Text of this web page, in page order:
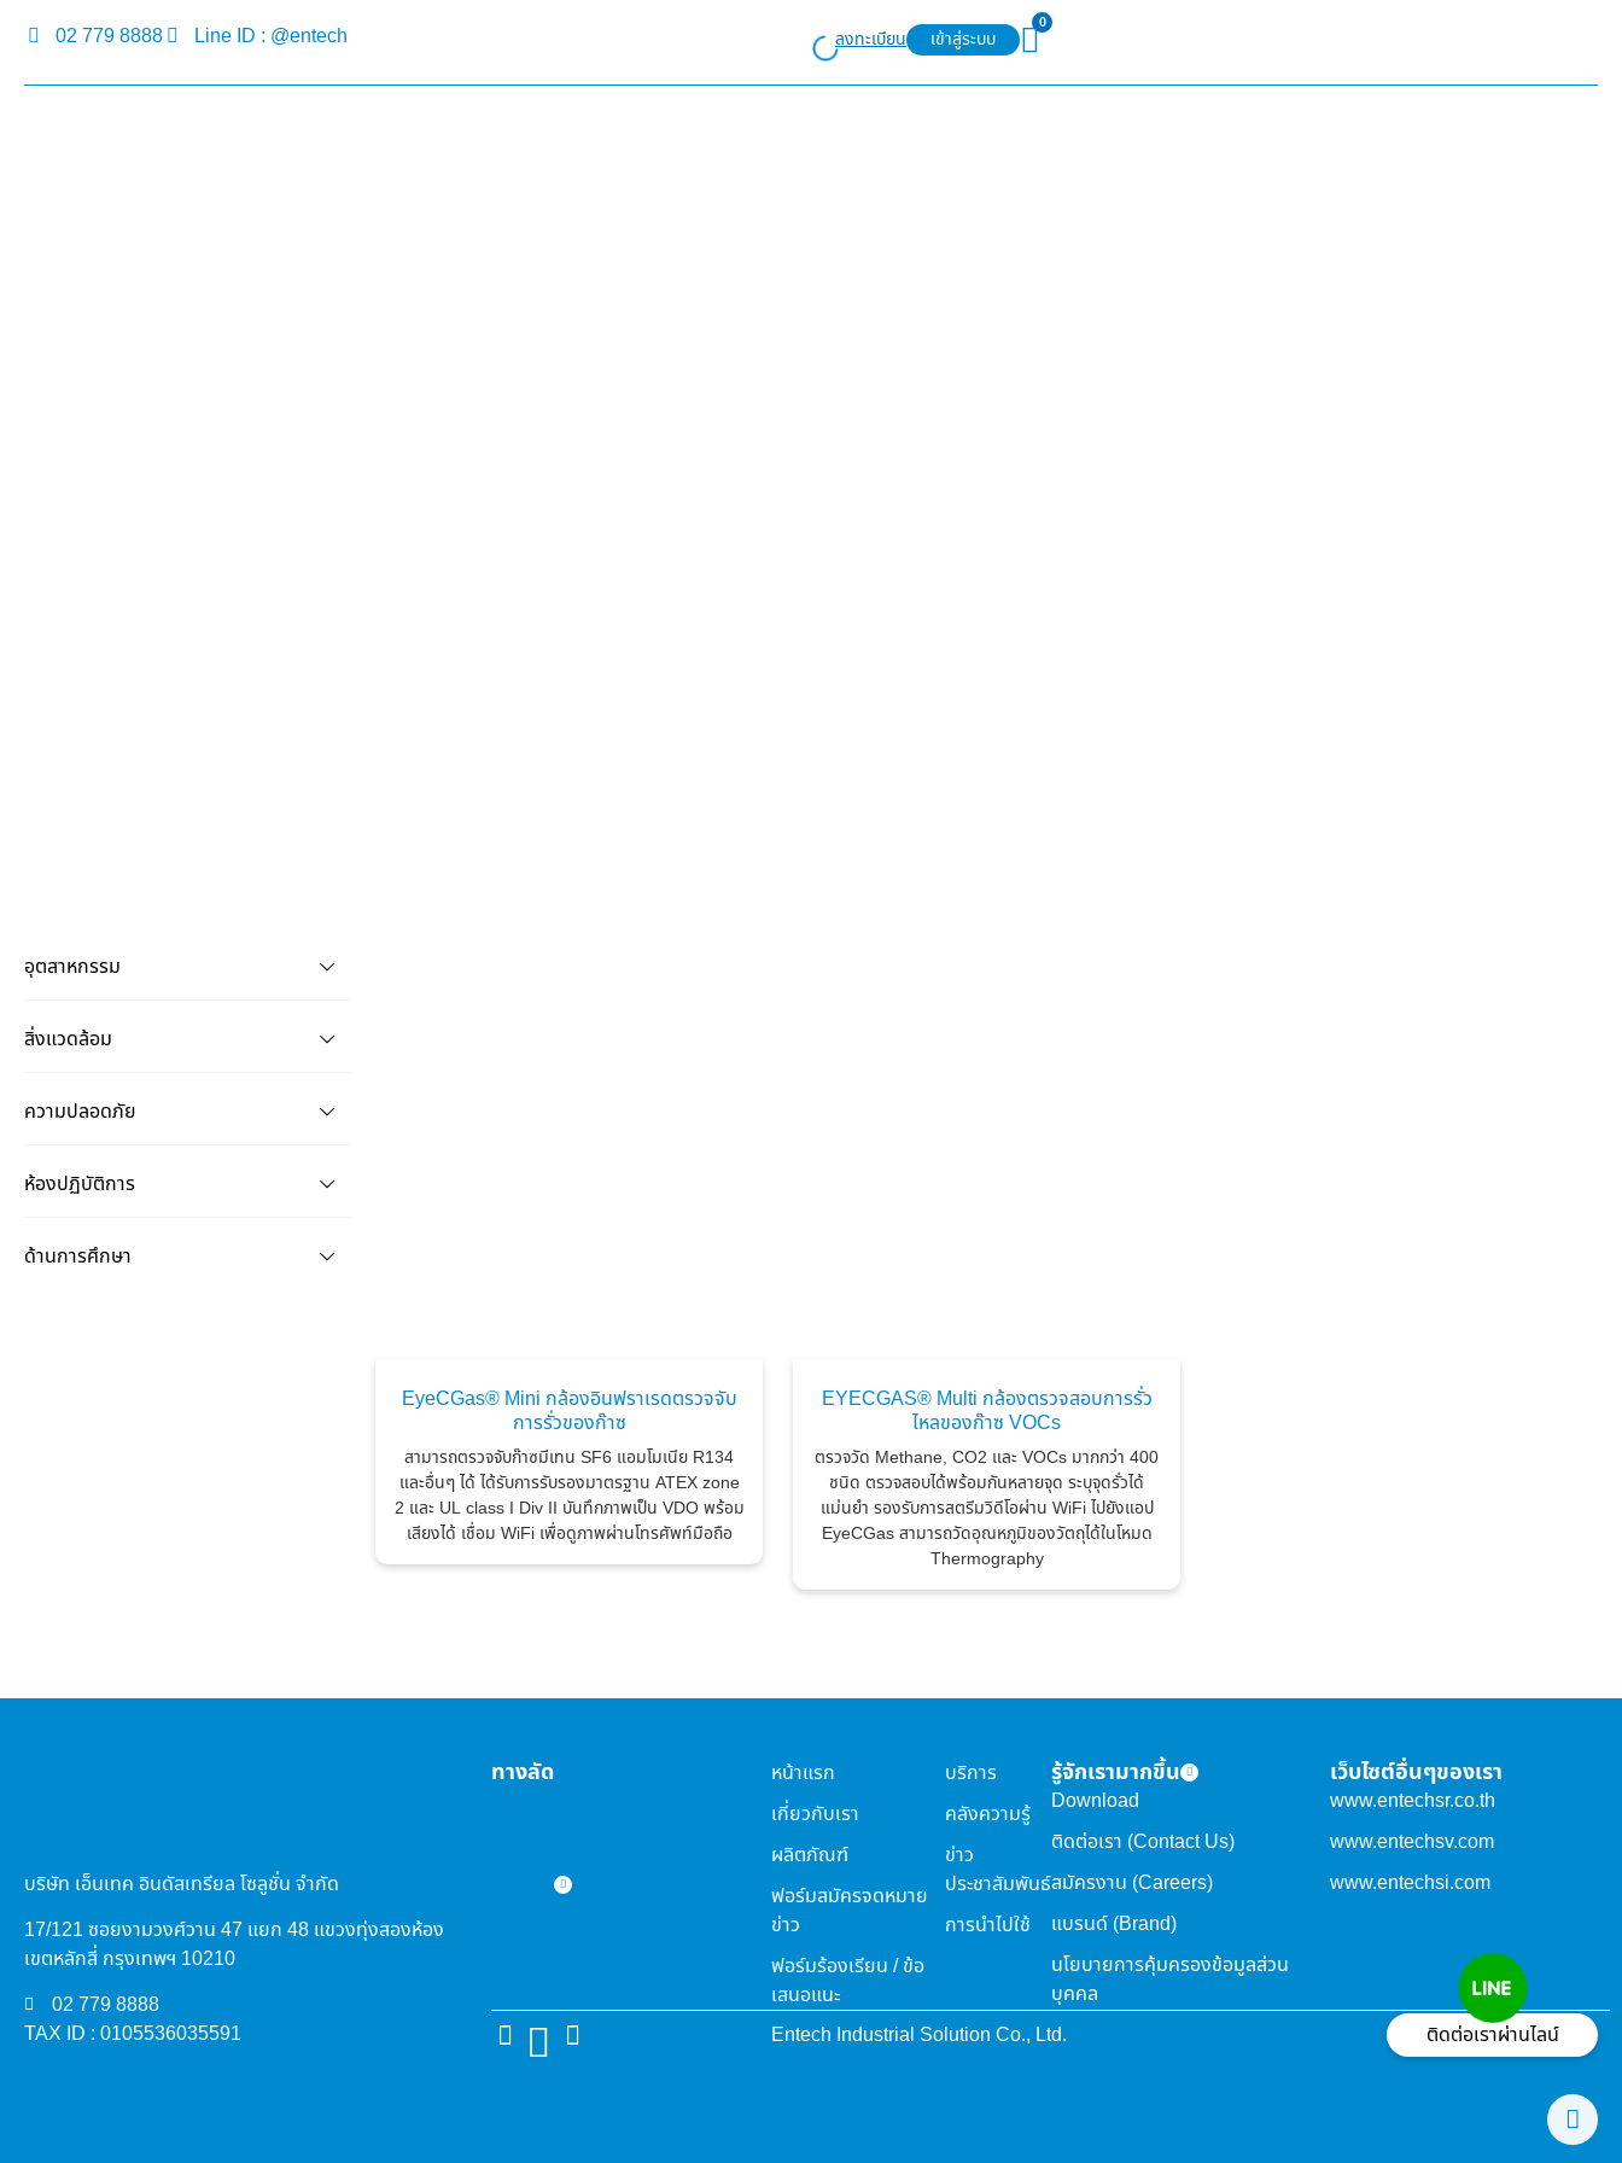
02 779 8888 Line ID : @entech ลงทะเบียน เข้าสู่ระบบ
0
อุตสาหกรรม
สิ่งแวดล้อม
ความปลอดภัย
ห้องปฏิบัติการ
ด้านการศึกษา
EyeCGas® Mini กล้องอินฟราเรดตรวจจับ
การรั่วของก๊าซ
สามารถตรวจจับก๊าซมีเทน SF6 แอมโมเนีย R134
และอื่นๆ ได้ ได้รับการรับรองมาตรฐาน ATEX zone
2 และ UL class I Div II บันทึกภาพเป็น VDO พร้อม
เสียงได้ เชื่อม WiFi เพื่อดูภาพผ่านโทรศัพท์มือถือ
EYECGAS® Multi กล้องตรวจสอบการรั่ว
ไหลของก๊าซ VOCs
ตรวจวัด Methane, CO2 และ VOCs มากกว่า 400
ชนิด ตรวจสอบได้พร้อมกันหลายจุด ระบุจุดรั่วได้
แม่นยำ รองรับการสตรีมวิดีโอผ่าน WiFi ไปยังแอป
EyeCGas สามารถวัดอุณหภูมิของวัตถุได้ในโหมด
Thermography
บริษัท เอ็นเทค อินดัสเทรียล โซลูชั่น จำกัด
17/121 ซอยงามวงศ์วาน 47 แยก 48 แขวงทุ่งสองห้อง
เขตหลักสี่ กรุงเทพฯ 10210
02 779 8888
TAX ID : 0105536035591
ทางลัด
หน้าแรก
เกี่ยวกับเรา
ผลิตภัณฑ์
ฟอร์มสมัครจดหมาย
ข่าว
ฟอร์มร้องเรียน / ข้อ
เสนอแนะ
บริการ
คลังความรู้
ข่าว
ประชาสัมพันธ์
การนำไปใช้
รู้จักเรามากขึ้น
Download
ติดต่อเรา (Contact Us)
สมัครงาน (Careers)
แบรนด์ (Brand)
นโยบายการคุ้มครองข้อมูลส่วน
บุคคล
เว็บไซต์อื่นๆของเรา
www.entechsr.co.th
www.entechsv.com
www.entechsi.com
ติดต่อเราผ่านไลน์
Entech Industrial Solution Co., Ltd.